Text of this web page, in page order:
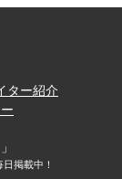
ター紹介
掲載中！